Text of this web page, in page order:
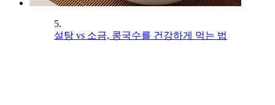
5.
설탕 vs 소금, 콩국수를 건강하게 먹는 법